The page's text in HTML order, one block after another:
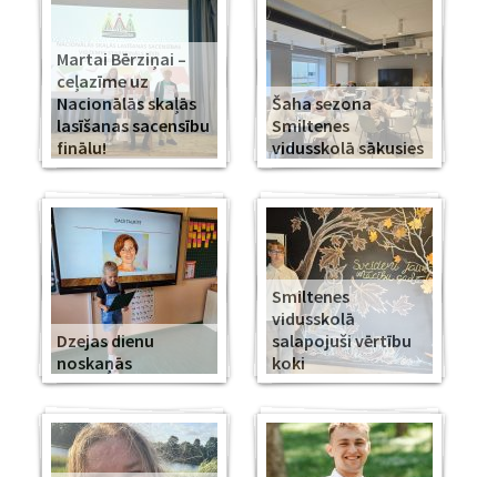
Martai Bērziņai –
ceļazīme uz
Nacionālās skaļās
lasīšanas sacensību
finālu!
Šaha sezona
Smiltenes
vidusskolā sākusies
Dzejas dienu
noskaņās
Smiltenes
vidusskolā
salapojuši vērtību
koki